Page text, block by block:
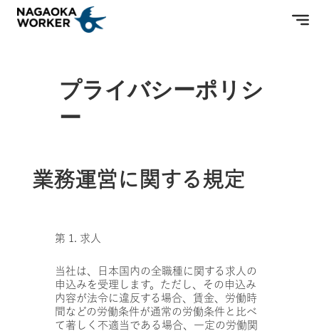
プライバシーポリシ
ー
業務運営に関する規定
第 1. 求人
当社は、日本国内の全職種に関する求人の
申込みを受理します。ただし、その申込み
内容が法令に違反する場合、賃金、労働時
間などの労働条件が通常の労働条件と比べ
て著しく不適当である場合、一定の労働関